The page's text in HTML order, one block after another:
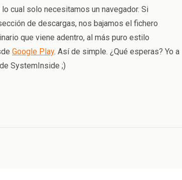
cual solo necesitamos un navegador. Si
de descargas, nos bajamos el fichero
que viene adentro, al más puro estilo
Google Play. Así de simple. ¿Qué esperas? Yo a
SystemInside ;)